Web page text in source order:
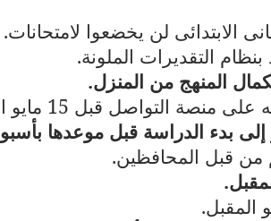
الابتدائى لن يخضعوا لامتحانات.
التقديرات الملونة.
المنهج من المنزل.
قبل 15 مايو المقبل.
بدء الدراسة قبل موعدها
من قبل المحافظين.